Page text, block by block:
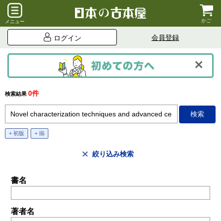
メニュー かご
ログイン 会員登録
検索結果 0件
+ 初版 + 揃
絞り込み検索
書名
著者名